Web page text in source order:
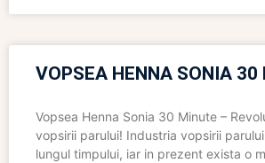
VOPSEA HENNA SONIA 30
Vopsea Henna Sonia 30 Minute –
vopsirii parului! Industria vopsirii
lungul timpului, iar in prezent exista o